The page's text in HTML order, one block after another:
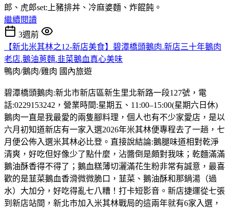
郎、虎郎set:上豬排丼、冷麻婆麵、炸餛飩。
繼續閱讀
3週前
【新北米其林之12-新店美食】碧潭橋頭鵝肉.新店三十年鵝肉
老店.鵝油蔥麵.韭菜鵝血真心美味
鴨肉/鵝肉/雞肉 國內旅遊
碧潭橋頭鵝肉:新北市新店區新生里北新路一段127號，電
話:0229153242，營業時間:星期五、11:00–15:00(星期六日休)
鵝肉一直是我最愛的兩隻腳料理，個人也有不少家愛店，是以
六月初知道新店有一家入選2026年米其林便專程去了一趟，七
月便公佈入選米其林必比登。直接說結論:鵝腿味道相對乾淨
清爽，好吃但好像少了點什麼，沾醬倒是頗對我味；乾麵滿滿
鵝油酥香得不得了；鵝血糕薄切灑滿花生粉非常有誠意，最喜
歡的是韮菜鵝血香滑微微脆口，韮菜、鵝油酥和那鍋湯（過
水）大加分，好吃得亂七八糟！打卡短影音。新店捷運從七張
到新店站間，新北市加入米其林戰局的這兩年就有6家入選，